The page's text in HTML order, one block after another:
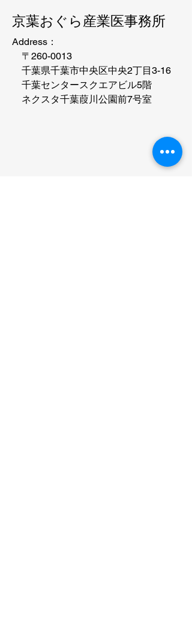
京葉おぐら産業医事務所
Address：
〒260-0013
千葉県千葉市中央区中央2丁目3-16
千葉センタースクエアビル5階
ネクスタ千葉葭川公園前7号室